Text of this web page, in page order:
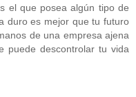
el que posea algún tipo de
duro es mejor que tu futuro
de una empresa ajena
puede descontrolar tu vida